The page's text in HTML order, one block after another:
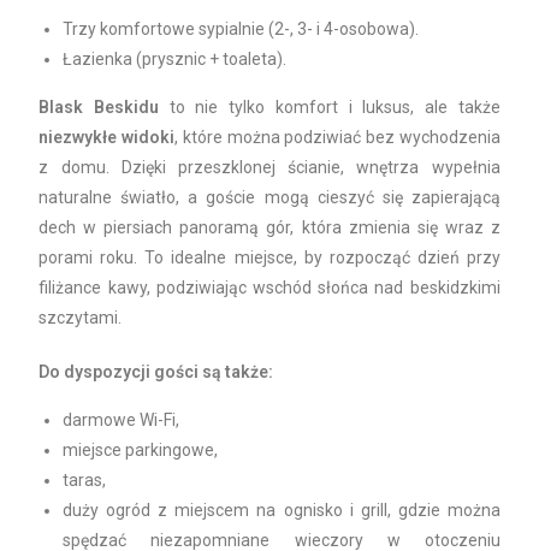
Trzy komfortowe sypialnie (2-, 3- i 4-osobowa).
Łazienka (prysznic + toaleta).
Blask Beskidu to nie tylko komfort i luksus, ale także
niezwykłe widoki, które można podziwiać bez wychodzenia
z domu. Dzięki przeszklonej ścianie, wnętrza wypełnia
naturalne światło, a goście mogą cieszyć się zapierającą
dech w piersiach panoramą gór, która zmienia się wraz z
porami roku. To idealne miejsce, by rozpocząć dzień przy
filiżance kawy, podziwiając wschód słońca nad beskidzkimi
szczytami.
Do dyspozycji gości są także:
darmowe Wi-Fi,
miejsce parkingowe,
taras,
duży ogród z miejscem na ognisko i grill, gdzie można
spędzać niezapomniane wieczory w otoczeniu